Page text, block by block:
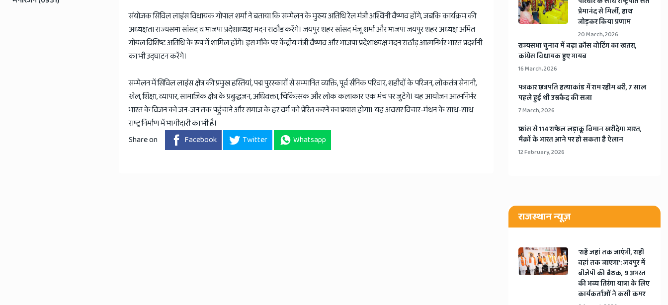
संयोजक सिविल लाइंस विधायक गोपाल शर्मा ने बताया कि सम्मेलन के मुख्य अतिथि रेल मंत्री अश्विनी वैष्णव होंगे, जबकि कार्यक्रम की
अध्यक्षता राज्यसभा सांसद व भाजपा प्रदेशाध्यक्ष मदन राठौड़ करेंगे। जयपुर शहर सांसद मंजू शर्मा और भाजपा जयपुर शहर अध्यक्ष अमित
गोयल विशिष्ट अतिथि के रूप में शामिल होंगे। इस मौके पर केंद्रीय मंत्री वैष्णव और भाजपा प्रदेशाध्यक्ष मदन राठौड़ आत्मनिर्भर भारत प्रदर्शनी
का भी उद्घाटन करेंगे।
सम्मेलन में सिविल लाइंस क्षेत्र की प्रमुख हस्तियां, पद्म पुरस्कारों से सम्मानित व्यक्ति, पूर्व सैनिक परिवार, शहीदों के परिजन, लोकतंत्र सेनानी,
खेल, शिक्षा, व्यापार, सामाजिक क्षेत्र के प्रबुद्धजन, अधिवक्ता, चिकित्सक और लोक कलाकार एक मंच पर जुटेंगे। यह आयोजन आत्मनिर्भर
भारत के विजन को जन-जन तक पहुंचाने और समाज के हर वर्ग को प्रेरित करने का प्रयास होगा। यह अवसर विचार-मंथन के साथ-साथ
राष्ट्र निर्माण में भागीदारी का भी है।
Share on
Facebook Twitter Whatsapp
प्रेमानंद से मिलीं, हाथ
जोड़कर किया प्रणाम
20 March, 2026
​राज्यसभा चुनाव में बढ़ा क्रॉस वोटिंग का खतरा,
कांग्रेस विधायक हुए गायब
16 March, 2026
​पत्रकार छत्रपति हत्याकांड में राम रहीम बरी, 7 साल
पहले हुई थी उम्रकैद की सजा
7 March, 2026
​फ्रांस से 114 राफेल लड़ाकू विमान खरीदेगा भारत,
मैक्रों के भारत आने पर हो सकता है ऐलान
12 February, 2026
राजस्थान न्यूज़
'राहें जहां तक जाएंगी, राही
वहां तक जाएगा': जयपुर में
बीजेपी की बैठक, 9 अगस्त
की भव्य तिरंगा यात्रा के लिए
कार्यकर्ताओं ने कसी कमर